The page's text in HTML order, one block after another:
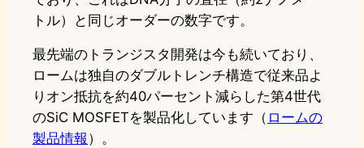
トル）と同じオーダーの数字です。
最先端のトランジスタ開発は今も続いており、
ロームは独自のダブルトレンチ構造で従来品よ
りオン抵抗を約40パーセント減らした第4世代
のSiC MOSFETを製品化しています（ ロームの
製品情報 ）。